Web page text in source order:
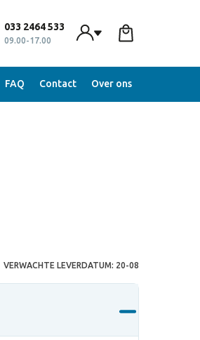
033 2464 533
09.00-17.00
FAQ Contact Over ons
VERWACHTE LEVERDATUM: 20-08